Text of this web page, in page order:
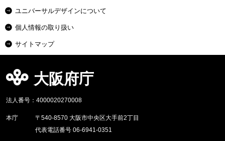
ユニバーサルデザインについて
個人情報の取り扱い
サイトマップ
大阪府庁
法人番号：4000020270008
本庁
〒540-8570 大阪市中央区大手前2丁目
代表電話番号 06-6941-0351